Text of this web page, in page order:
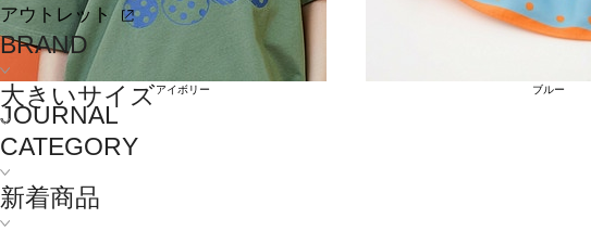
アウトレット
BRAND
大きいサイズ
CATEGORY
新着商品
アイボリー ブルー
JOURNAL